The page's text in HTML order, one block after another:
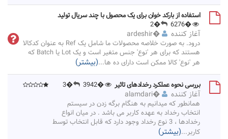
استفاده از بارکد خوان برای یک محصول با چند سریال تولید
�6276
�2
آغاز کننده �
ardeshir
درود. به صورت خلاصه محصولات ما شامل یک Ref به عنوان کدکالا
هستند که برای هر 'نوع' جنس متغیر است و یک Lot یا Batch که
هر 'نوع' کالا ممکن است دارای ده ها...(بیشتر)
بررسی نحوه عملکرد رخدادهای تاثیر �3942
�3
آغاز کننده �
alamdari
همانطور که میدانیم به هنگام برگه زدن در سیستم
انتخاب رخداد به عهده کاربر می باشد . در میان انواع
رخدادها ، 3 نوع رخداد وجود دارد که قابل انتخاب توسط
کاربر...(بیشتر)